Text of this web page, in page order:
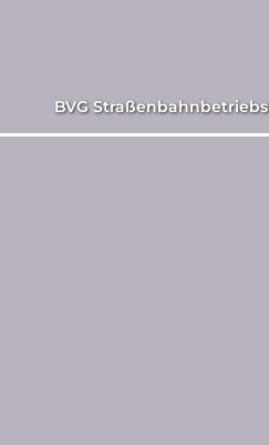
BVG